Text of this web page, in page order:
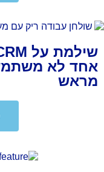
אחד לא
מראש